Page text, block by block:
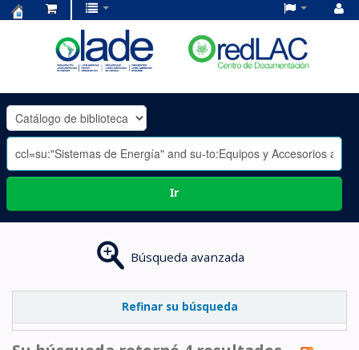
OLADE
-
Ir
Búsqueda avanzada
Refinar su búsqueda